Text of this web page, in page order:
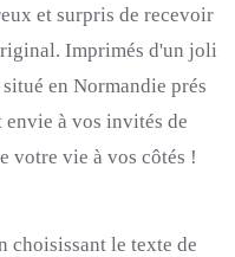
et surpris de recevoir
Imprimés d'un joli
en Normandie prés
envie à vos invités de
votre vie à vos côtés !
choisissant le texte de